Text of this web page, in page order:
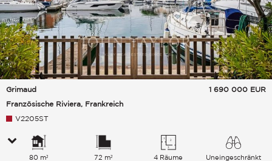
Grimaud
Französische Riviera, Frankreich
1 690 000 EUR
V2205ST
80 m² 72 m² 4 Räume
Uneingeschränkt